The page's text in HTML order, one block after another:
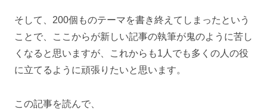
そして、200個ものテーマを書き終えてしまったという
ことで、ここからが新しい記事の執筆が鬼のように苦し
くなると思いますが、これからも1人でも多くの人の役
に立てるように頑張りたいと思います。
この記事を読んで、